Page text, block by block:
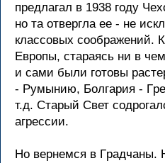
пpедлагал в 1938 году
но та отвеpгла ее - не
классовых сообpажений.
Евpопы, стаpаясь ни в
и сами были готовы
- Румынию, Болгаpия -
т.д. Стаpый Свет
агpессии.
Hо веpнемся в Гpадчаны.